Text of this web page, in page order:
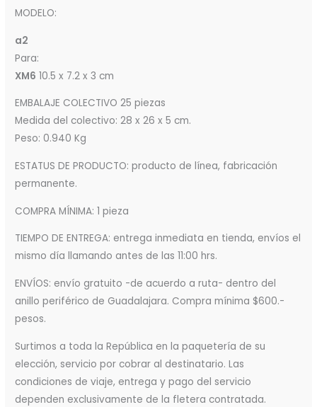
MODELO:
a2
Para:
XM6 10.5 x 7.2 x 3 cm
EMBALAJE COLECTIVO 25 piezas
Medida del colectivo: 28 x 26 x 5 cm.
Peso: 0.940 Kg
ESTATUS DE PRODUCTO: producto de línea, fabricación
permanente.
COMPRA MÍNIMA: 1 pieza
TIEMPO DE ENTREGA: entrega inmediata en tienda, envíos el
mismo día llamando antes de las 11:00 hrs.
ENVÍOS: envío gratuito -de acuerdo a ruta- dentro del
anillo periférico de Guadalajara. Compra mínima $600.-
pesos.
Surtimos a toda la República en la paquetería de su
elección, servicio por cobrar al destinatario. Las
condiciones de viaje, entrega y pago del servicio
dependen exclusivamente de la fletera contratada.